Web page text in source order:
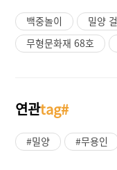
백중놀이 밀양
무형문화재 68호
연관tag#
#밀양 #무용인